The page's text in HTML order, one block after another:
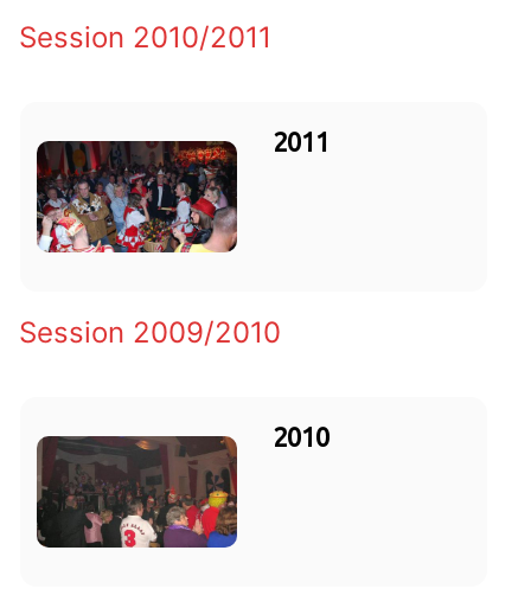
Session 2010/2011
2011
Session 2009/2010
2010